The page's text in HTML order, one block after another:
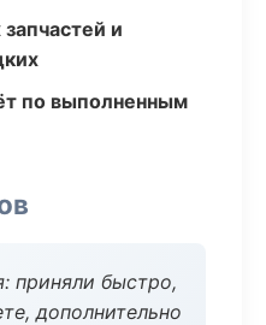
и
по выполненным
приняли быстро,
дополнительно